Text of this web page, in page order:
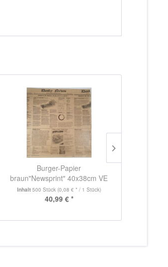
Burger-Papier
braun"Newsprint" 40x38cm VE
500 St.
Inhalt 500 Stück (0,08 € * / 1 Stück)
40,99 € *